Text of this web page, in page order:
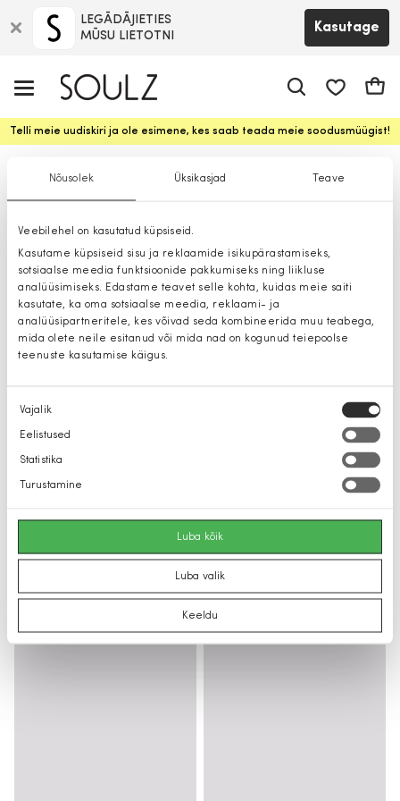
Nõusolek Üksikasjad Teave
Veebilehel on kasutatud küpsiseid.
Kasutame küpsiseid sisu ja reklaamide isikupärastamiseks,
sotsiaalse meedia funktsioonide pakkumiseks ning liikluse
analüüsimiseks. Edastame teavet selle kohta, kuidas meie saiti
kasutate, ka oma sotsiaalse meedia, reklaami- ja
analüüsipartneritele, kes võivad seda kombineerida muu teabega,
mida olete neile esitanud või mida nad on kogunud teiepoolse
teenuste kasutamise käigus.
Nõusoleku
valik
Vajalik
Eelistused
Statistika
Turustamine
Luba kõik
Luba valik
Keeldu
LEGĀDĀJIETIES
MŪSU LIETOTNI
Kasutage
Telli meie uudiskiri ja ole esimene, kes saab teada meie soodusmüügist!
Džemprid